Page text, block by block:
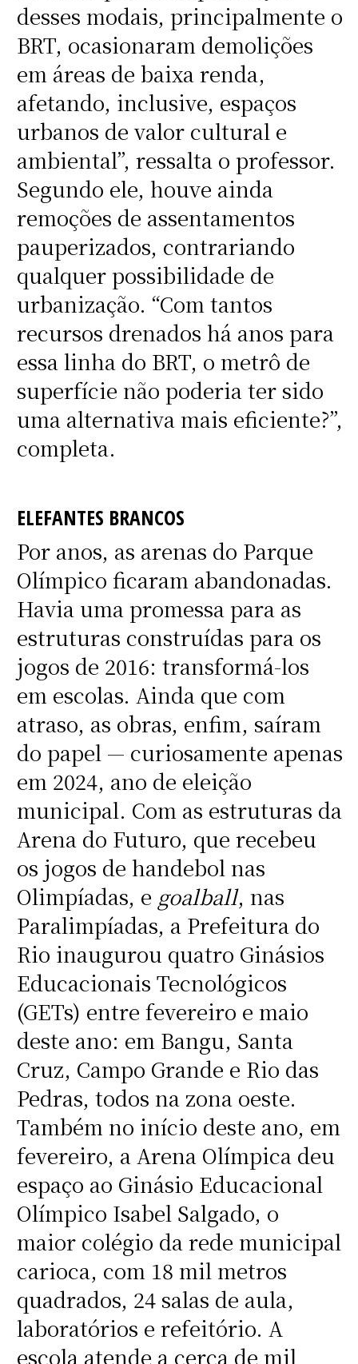
desses modais, principalmente o
BRT, ocasionaram demolições
em áreas de baixa renda,
afetando, inclusive, espaços
urbanos de valor cultural e
ambiental”, ressalta o professor.
Segundo ele, houve ainda
remoções de assentamentos
pauperizados, contrariando
qualquer possibilidade de
urbanização. “Com tantos
recursos drenados há anos para
essa linha do BRT, o metrô de
superfície não poderia ter sido
uma alternativa mais eficiente?”,
completa.
ELEFANTES BRANCOS
Por anos, as arenas do Parque
Olímpico ficaram abandonadas.
Havia uma promessa para as
estruturas construídas para os
jogos de 2016: transformá-los
em escolas. Ainda que com
atraso, as obras, enfim, saíram
do papel — curiosamente apenas
em 2024, ano de eleição
municipal. Com as estruturas da
Arena do Futuro, que recebeu
os jogos de handebol nas
Olimpíadas, e goalball, nas
Paralimpíadas, a Prefeitura do
Rio inaugurou quatro Ginásios
Educacionais Tecnológicos
(GETs) entre fevereiro e maio
deste ano: em Bangu, Santa
Cruz, Campo Grande e Rio das
Pedras, todos na zona oeste.
Também no início deste ano, em
fevereiro, a Arena Olímpica deu
espaço ao Ginásio Educacional
Olímpico Isabel Salgado, o
maior colégio da rede municipal
carioca, com 18 mil metros
quadrados, 24 salas de aula,
laboratórios e refeitório. A
escola atende a cerca de mil